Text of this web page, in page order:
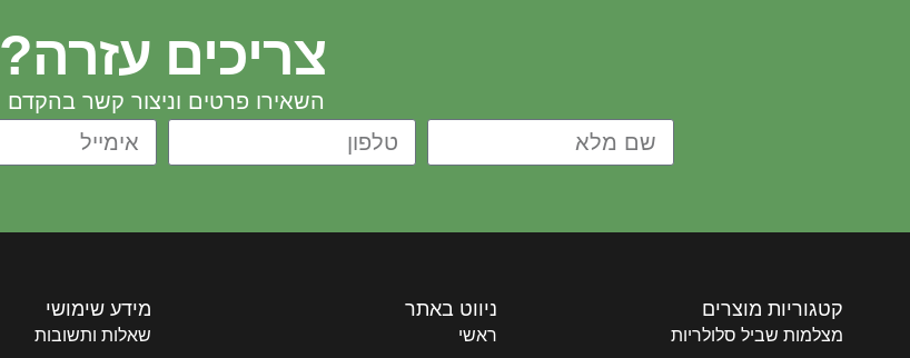
צריכים עזרה?
השאירו פרטים וניצור קשר בהקדם
קטגוריות מוצרים
מצלמות שביל סלולריות
ניווט באתר
ראשי
מידע שימושי
שאלות ותשובות